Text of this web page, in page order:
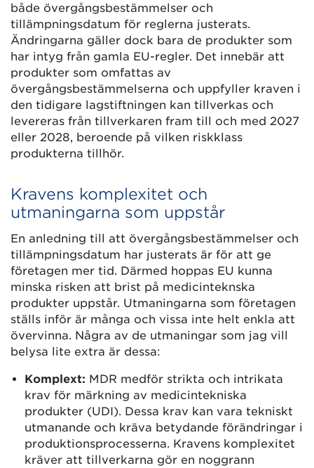
både övergångsbestämmelser och
tillämpningsdatum för reglerna justerats.
Ändringarna gäller dock bara de produkter som
har intyg från gamla EU-regler. Det innebär att
produkter som omfattas av
övergångsbestämmelserna och uppfyller kraven i
den tidigare lagstiftningen kan tillverkas och
levereras från tillverkaren fram till och med 2027
eller 2028, beroende på vilken riskklass
produkterna tillhör.
Kravens komplexitet och
utmaningarna som uppstår
En anledning till att övergångsbestämmelser och
tillämpningsdatum har justerats är för att ge
företagen mer tid. Därmed hoppas EU kunna
minska risken att brist på medicinteknska
produkter uppstår. Utmaningarna som företagen
ställs inför är många och vissa inte helt enkla att
övervinna. Några av de utmaningar som jag vill
belysa lite extra är dessa:
Komplext: MDR medför strikta och intrikata
krav för märkning av medicintekniska
produkter (UDI). Dessa krav kan vara tekniskt
utmanande och kräva betydande förändringar i
produktionsprocesserna. Kravens komplexitet
kräver att tillverkarna gör en noggrann